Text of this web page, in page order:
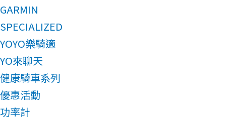
GARMIN
SPECIALIZED
YOYO樂騎適
YO來聊天
健康騎車系列
優惠活動
功率計